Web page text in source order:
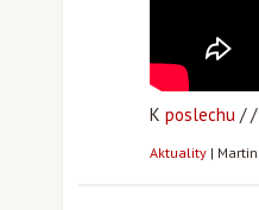
K poslechu / /
Aktuality |